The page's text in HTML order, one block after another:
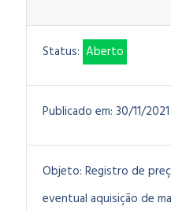
Status: Aberto
Publicado em: 30/11/2021
Objeto: Registro de
eventual aquisição de